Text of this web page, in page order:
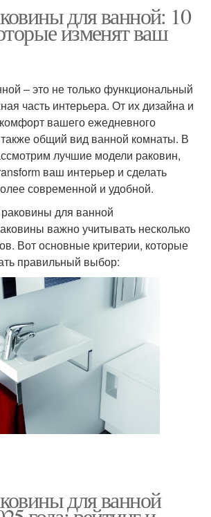
для ванной: 10
изменят ваш
– это не только функциональный
часть интерьера. От их дизайна и
комфорт вашего ежедневного
общий вид ванной комнаты. В
лучшие модели раковин,
ваш интерьер и сделать
современной и удобной.
для ванной
важно учитывать несколько
Вот основные критерии, которые
правильный выбор:
для ванной